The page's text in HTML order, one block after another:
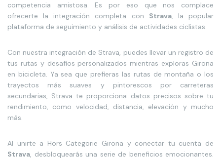
competencia amistosa. Es por eso que nos complace
ofrecerte la integración completa con Strava, la popular
plataforma de seguimiento y análisis de actividades ciclistas.
Con nuestra integración de Strava, puedes llevar un registro de
tus rutas y desafíos personalizados mientras exploras Girona
en bicicleta. Ya sea que prefieras las rutas de montaña o los
trayectos más suaves y pintorescos por carreteras
secundarias, Strava te proporciona datos precisos sobre tu
rendimiento, como velocidad, distancia, elevación y mucho
más.
Al unirte a Hors Categorie Girona y conectar tu cuenta de
Strava, desbloquearás una serie de beneficios emocionantes.